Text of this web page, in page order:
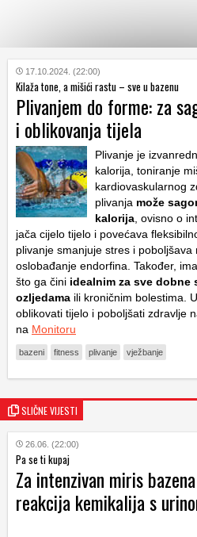
KATEGORIJE
HRVATSKI
WEB
17.10.2024. (22:00)
Kilaža tone, a mišići rastu – sve u bazenu
Plivanjem do forme: za
i oblikovanja tijela
Plivanje je
kalorija, toniranje
kardiovaskularnog
plivanja može
kalorija , ovisno o
jača cijelo tijelo i povećava
plivanje smanjuje stres i
oslobađanje endorfina. Također,
što ga čini idealnim za sve dobne
ozljedama ili kroničnim bolestima.
oblikovati tijelo i poboljšati zdravlje
na Monitoru
bazeni fitness plivanje vježbanje
SLIČNE VIJESTI
26.06. (22:00)
Pa se ti kupaj
Za intenzivan miris
reakcija kemikalija s